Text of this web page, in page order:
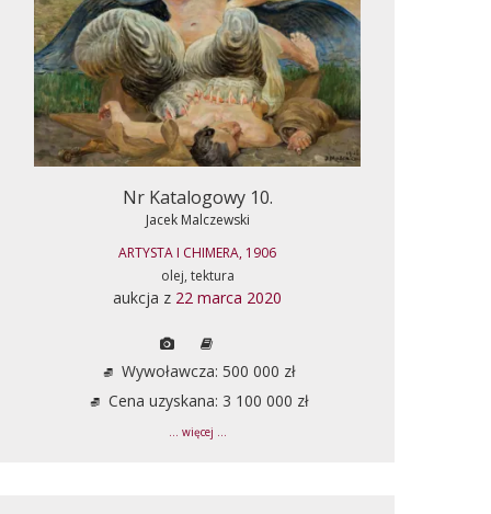
Nr Katalogowy 10.
Jacek Malczewski
ARTYSTA I CHIMERA, 1906
olej, tektura
aukcja z 22 marca 2020
Wywoławcza: 500 000 zł
Cena uzyskana: 3 100 000 zł
... więcej ...